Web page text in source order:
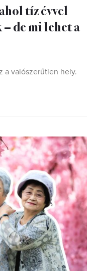
tíz évvel
de mi lehet a
a valószerűtlen hely.